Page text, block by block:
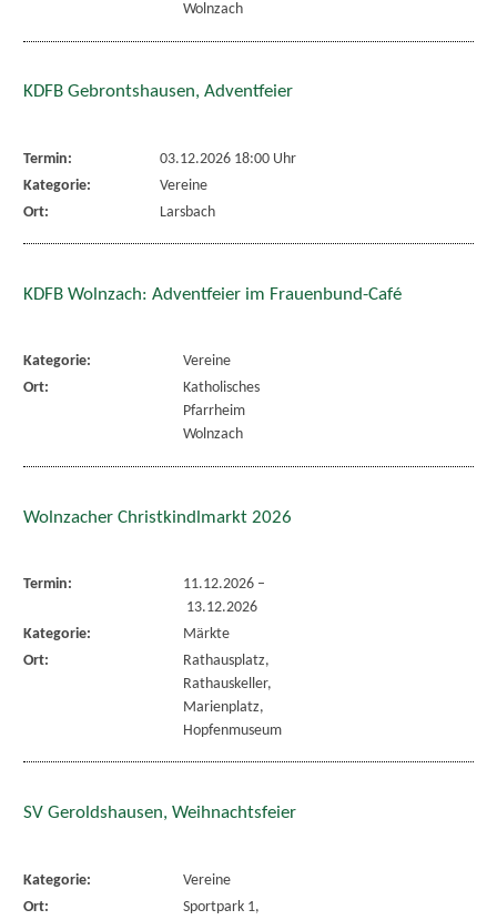
Wolnzach
KDFB Gebrontshausen, Adventfeier
Termin:
03.12.2026 18:00 Uhr
Kategorie:
Vereine
Ort:
Larsbach
KDFB Wolnzach: Adventfeier im Frauenbund-Café
Kategorie:
Vereine
Ort:
Katholisches
Pfarrheim
Wolnzach
Wolnzacher Christkindlmarkt 2026
Termin: 11.12.2026–
13.12.2026
Kategorie:
Märkte
Ort:
Rathausplatz,
Rathauskeller,
Marienplatz,
Hopfenmuseum
SV Geroldshausen, Weihnachtsfeier
Kategorie:
Vereine
Ort:
Sportpark 1,